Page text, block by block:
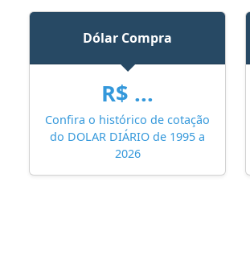
Dólar Compra
R$ ...
Confira o histórico de cotação
do DOLAR DIÁRIO de 1995 a
2026